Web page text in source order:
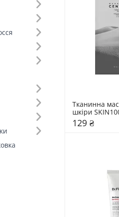
Тканинна
шкіри
129 ₴